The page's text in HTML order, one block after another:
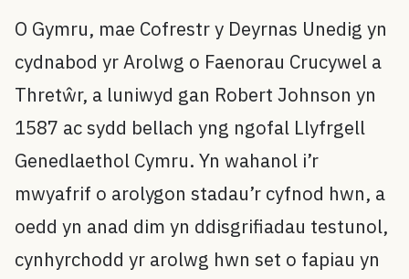
O Gymru, mae Cofrestr y Deyrnas Unedig yn
cydnabod yr Arolwg o Faenorau Crucywel a
Thretŵr, a luniwyd gan Robert Johnson yn
1587 ac sydd bellach yng ngofal Llyfrgell
Genedlaethol Cymru. Yn wahanol i’r
mwyafrif o arolygon stadau’r cyfnod hwn, a
oedd yn anad dim yn ddisgrifiadau testunol,
cynhyrchodd yr arolwg hwn set o fapiau yn